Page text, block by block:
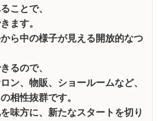
ことで、
ます。
ら中の様子が見える開放的なつ
るので、
ン、物販、ショールームなど、
相性抜群です。
味方に、新たなスタートを切り